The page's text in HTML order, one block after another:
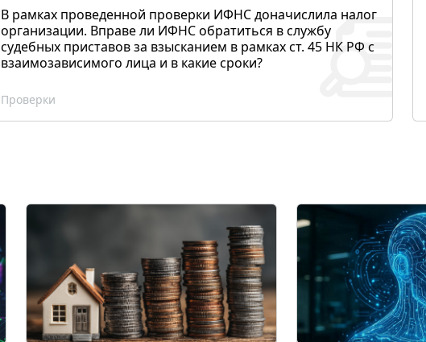
В рамках проведенной проверки ИФНС доначислила налог
организации. Вправе ли ИФНС обратиться в службу
судебных приставов за взысканием в рамках ст. 45 НК РФ с
взаимозависимого лица и в какие сроки?
Проверки